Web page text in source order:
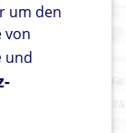
um den
von
und